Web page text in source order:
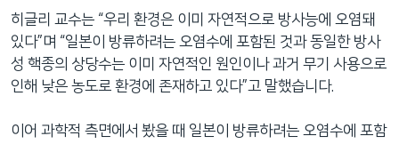
히글리 교수는 “우리 환경은 이미 자연적으로 방사능에 오염돼
있다”며 “일본이 방류하려는 오염수에 포함된 것과 동일한 방사
성 핵종의 상당수는 이미 자연적인 원인이나 과거 무기 사용으로
인해 낮은 농도로 환경에 존재하고 있다”고 말했습니다.
이어 과학적 측면에서 봤을 때 일본이 방류하려는 오염수에 포함